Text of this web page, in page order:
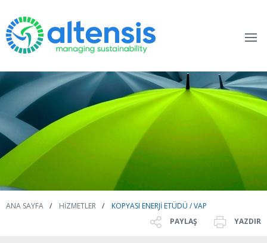
ANA SAYFA HIZMETLER
KOPYASI ENERJI ETÜDÜ / VAP
PAYLAŞ
YAZDIR